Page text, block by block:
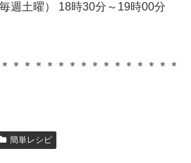
週土曜） 18時30分～19時00分
＊＊＊＊＊＊＊＊＊＊＊＊＊＊＊
簡単レシピ